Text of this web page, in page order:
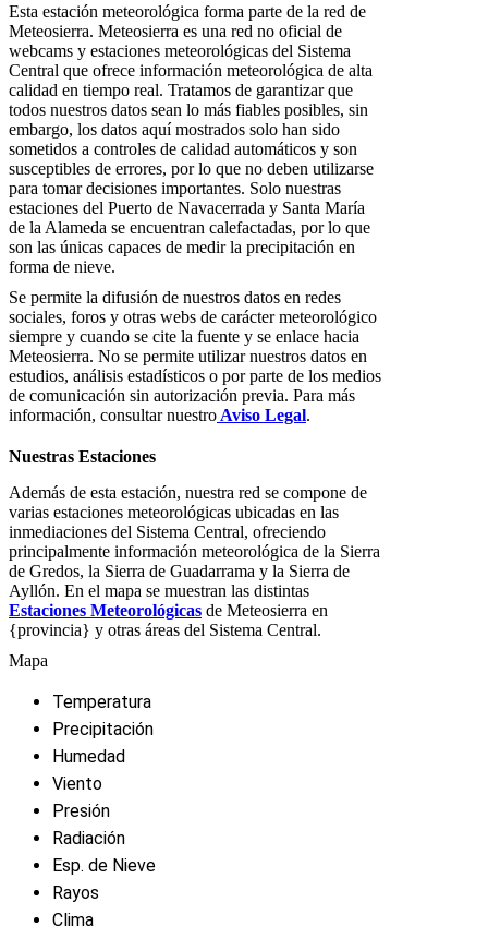
Esta estación meteorológica forma parte de la red de
Meteosierra. Meteosierra es una red no oficial de
webcams y estaciones meteorológicas del Sistema
Central que ofrece información meteorológica de alta
calidad en tiempo real. Tratamos de garantizar que
todos nuestros datos sean lo más fiables posibles, sin
embargo, los datos aquí mostrados solo han sido
sometidos a controles de calidad automáticos y son
susceptibles de errores, por lo que no deben utilizarse
para tomar decisiones importantes. Solo nuestras
estaciones del Puerto de Navacerrada y Santa María
de la Alameda se encuentran calefactadas, por lo que
son las únicas capaces de medir la precipitación en
forma de nieve.
Se permite la difusión de nuestros datos en redes
sociales, foros y otras webs de carácter meteorológico
siempre y cuando se cite la fuente y se enlace hacia
Meteosierra. No se permite utilizar nuestros datos en
estudios, análisis estadísticos o por parte de los medios
de comunicación sin autorización previa. Para más
información, consultar nuestro Aviso Legal.
Nuestras Estaciones
Además de esta estación, nuestra red se compone de
varias estaciones meteorológicas ubicadas en las
inmediaciones del Sistema Central, ofreciendo
principalmente información meteorológica de la Sierra
de Gredos, la Sierra de Guadarrama y la Sierra de
Ayllón. En el mapa se muestran las distintas
Estaciones Meteorológicas de Meteosierra en
{provincia} y otras áreas del Sistema Central.
Mapa
Temperatura
Precipitación
Humedad
Viento
Presión
Radiación
Esp. de Nieve
Rayos
Clima